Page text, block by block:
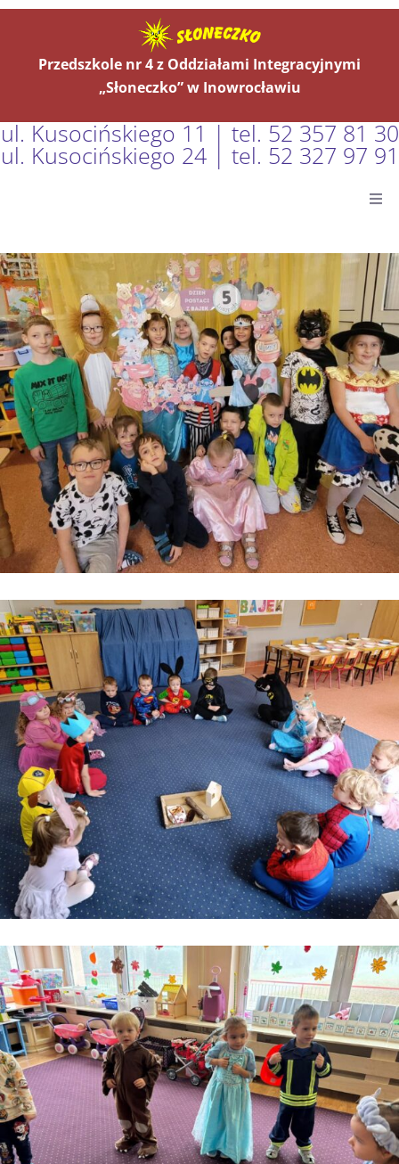
Przedszkole nr 4 z Oddziałami Integracyjnymi
„Słoneczko” w Inowrocławiu
ul. Kusocińskiego 11 | tel. 52 357 81 30
ul. Kusocińskiego 24 | tel. 52 327 97 91
Aktualności
O Nas
Grupy
Kontakt